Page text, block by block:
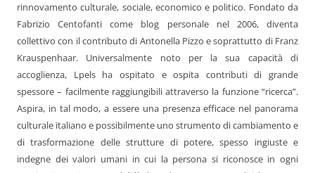
rinnovamento culturale, sociale, economico e politico. Fondato da
Fabrizio Centofanti come blog personale nel 2006, diventa
collettivo con il contributo di Antonella Pizzo e soprattutto di Franz
Krauspenhaar. Universalmente noto per la sua capacità di
accoglienza, Lpels ha ospitato e ospita contributi di grande
spessore – facilmente raggiungibili attraverso la funzione “ricerca”.
Aspira, in tal modo, a essere una presenza efficace nel panorama
culturale italiano e possibilmente uno strumento di cambiamento e
di trasformazione delle strutture di potere, spesso ingiuste e
indegne dei valori umani in cui la persona si riconosce in ogni